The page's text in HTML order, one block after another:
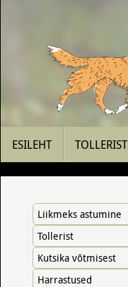
content
ESILEHT TOLLERIST
Liikmeks astumine
Tollerist
Kutsika võtmisest
Harrastused